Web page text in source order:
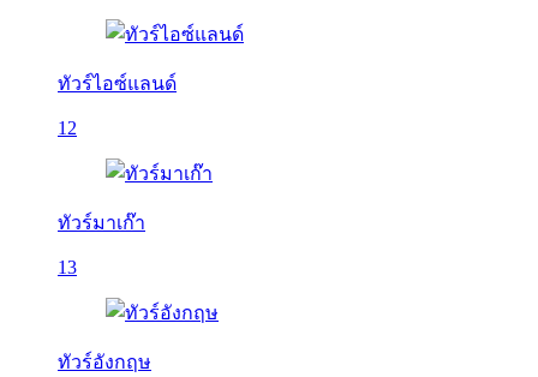
ทัวร์ไอซ์แลนด์
12
ทัวร์มาเก๊า
13
ทัวร์อังกฤษ